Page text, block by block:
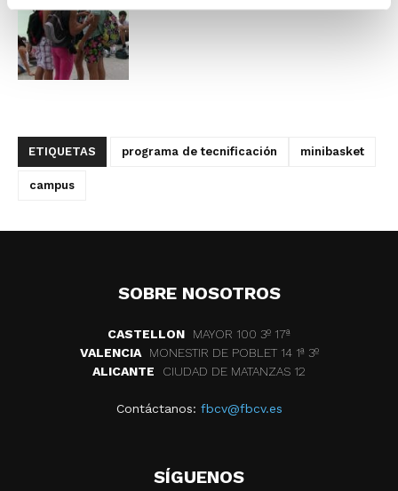
ETIQUETAS programa de tecnificación minibasket
campus
SOBRE NOSOTROS
CASTELLON
MAYOR 100 3º 17ª
VALENCIA
MONESTIR DE POBLET 14 1ª 3º
ALICANTE
CIUDAD DE MATANZAS 12
Contáctanos: fbcv@fbcv.es
SÍGUENOS